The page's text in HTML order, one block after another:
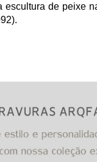
escultura de peixe